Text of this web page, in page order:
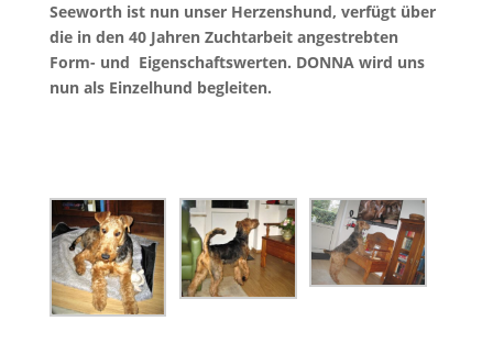
Seeworth ist nun unser Herzenshund, verfügt über
die in den 40 Jahren Zuchtarbeit angestrebten
Form- und Eigenschaftswerten. DONNA wird uns
nun als Einzelhund begleiten.